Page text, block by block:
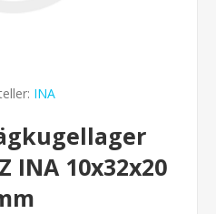
INA
INA 10x32x20